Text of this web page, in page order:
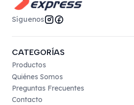
Síguenos
CATEGORÍAS
Productos
Quiénes Somos
Preguntas Frecuentes
Contacto